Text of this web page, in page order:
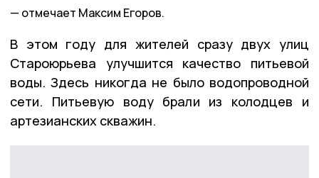
отмечает Максим Егоров.
В этом году для жителей сразу двух улиц
Староюрьева улучшится качество питьевой
воды. Здесь никогда не было водопроводной
сети. Питьевую воду брали из колодцев и
артезианских скважин.